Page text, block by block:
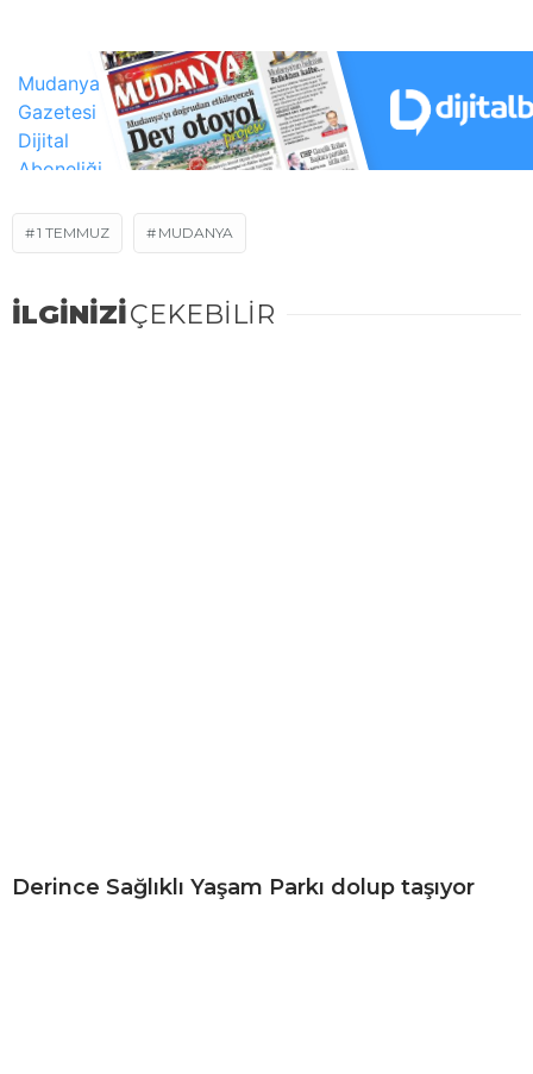
1 TEMMUZ MUDANYA
İLGİNİZİÇEKEBİLİR
Derince Sağlıklı Yaşam Parkı dolup taşıyor